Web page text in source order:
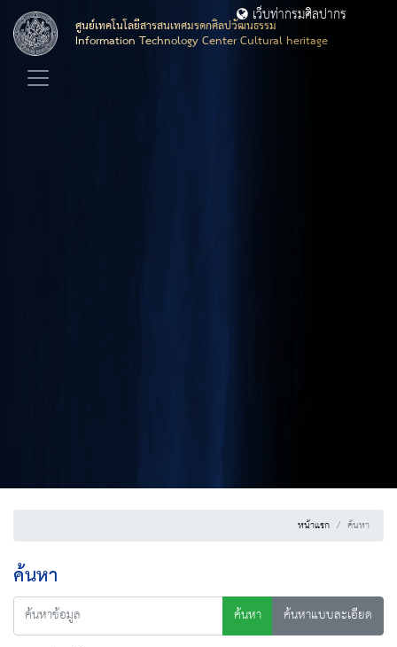
ศูนย์เทคโนโลยีสารสนเทศมรดกศิลปวัฒนธรรม
Information Technology Center Cultural heritage
เว็บท่ากรมศิลปากร
หน้าแรก ค้นหา
ค้นหา
ค้นหา
ค้นหาแบบละเอียด